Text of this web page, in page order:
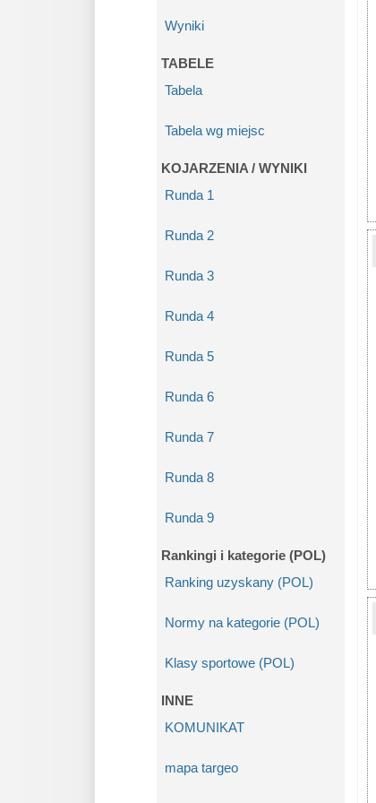
Wyniki
TABELE
Tabela
Tabela wg miejsc
KOJARZENIA / WYNIKI
Runda 1
Runda 2
Runda 3
Runda 4
Runda 5
Runda 6
Runda 7
Runda 8
Runda 9
Rankingi i kategorie (POL)
Ranking uzyskany (POL)
Normy na kategorie (POL)
Klasy sportowe (POL)
INNE
KOMUNIKAT
mapa targeo